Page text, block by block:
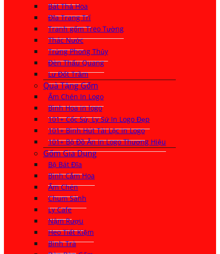
Bát Thả Hoa
Đĩa Trang Trí
Tranh gốm Treo Tường
Thác Nước
Trứng Phong Thủy
Đèn Thấu Quang
Lư Đốt Trầm
Quà Tặng Gốm
Ấm Chén In Logo
Bình Hoa in logo
101+ Cốc Sứ, Ly Sứ In Logo Đẹp
101+ Bình Hút Tài Lộc in Logo
101+ Bộ Đồ Ăn In Logo Thương Hiệu
Gốm Gia Dụng
Bộ Bát Đĩa
Bình Cắm Hoa
Ấm Chén
Chum Sành
Ly Cafe
Nậm Rượu
Heo Tiết Kiệm
Bình Trà